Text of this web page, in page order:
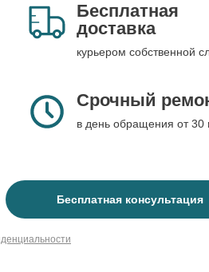
Бесплатная
доставка
курьером собственной
Срочный
в день обращения от 30
Бесплатная консультация